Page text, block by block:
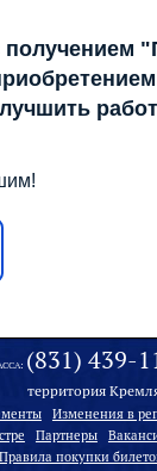
(831) 439-
территория
Изменения в
Партнеры
Правила покупки